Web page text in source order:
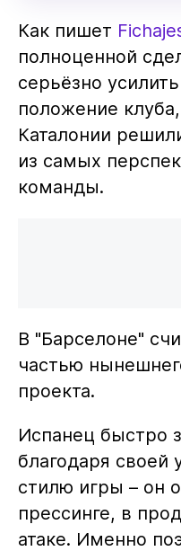
Как пишет
полноценной
серьёзно
положение
Каталонии
из самых
команды.
В "Барселоне"
частью
проекта.
Испанец быстро
благодаря своей
стилю игры – он
прессинге, в
атаке. Именно